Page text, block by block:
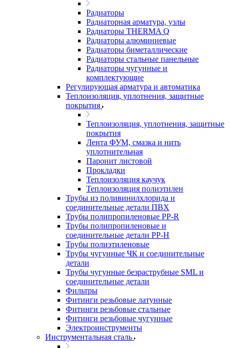
Радиаторы
Радиаторная арматура, узлы
Радиаторы THERMA Q
Радиаторы алюминиевые
Радиаторы биметаллические
Радиаторы стальные панельные
Радиаторы чугунные и
комплектующие
Регулирующая арматура и автоматика
Теплоизоляция, уплотнения, защитные
покрытия
Теплоизоляция, уплотнения, защитные
покрытия
Лента ФУМ, смазка и нить
уплотнительная
Паронит листовой
Прокладки
Теплоизоляция каучук
Теплоизоляция полиэтилен
Трубы из поливинилхлорида и
соединительные детали ПВХ
Трубы полипропиленовые PP-R
Трубы полипропиленовые и
соединительные детали PP-H
Трубы полиэтиленовые
Трубы чугунные ЧК и соединительные
детали
Трубы чугунные безраструбные SML и
соединительные детали
Фильтры
Фитинги резьбовые латунные
Фитинги резьбовые стальные
Фитинги резьбовые чугунные
Электроинструменты
Инструментальная сталь